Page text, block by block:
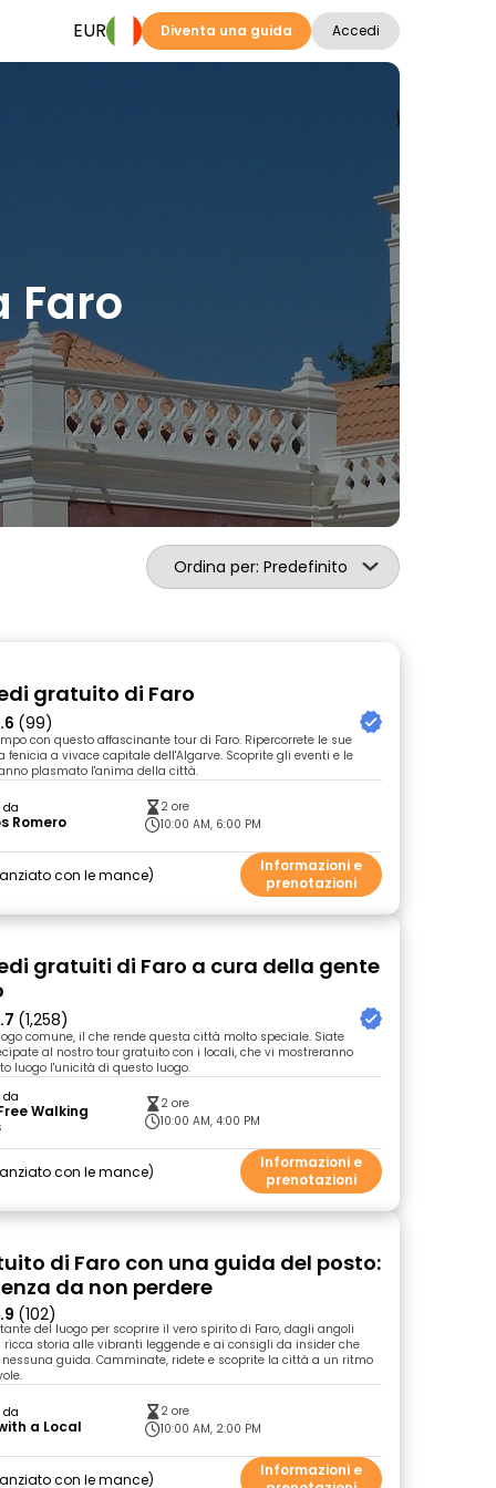
EUR Diventa una guida Accedi
Faro
Ordina per: Predefinito
gratuito di Faro
(99)
con questo affascinante tour di Faro. Ripercorrete le sue
fenicia a vivace capitale dell'Algarve. Scoprite gli eventi e le
plasmato l'anima della città.
da
Romero
2 ore
10:00 AM, 6:00 PM
con le mance
Informazioni e
prenotazioni
gratuiti di Faro a cura della gente
(1,258)
comune, il che rende questa città molto speciale. Siate
al nostro tour gratuito con i locali, che vi mostreranno
luogo l'unicità di questo luogo.
da
Walking
2 ore
10:00 AM, 4:00 PM
con le mance
Informazioni e
prenotazioni
di Faro con una guida del posto:
da non perdere
(102)
del luogo per scoprire il vero spirito di Faro, dagli angoli
storia alle vibranti leggende e ai consigli da insider che
guida. Camminate, ridete e scoprite la città a un ritmo
da
a Local
2 ore
10:00 AM, 2:00 PM
con le mance
Informazioni e